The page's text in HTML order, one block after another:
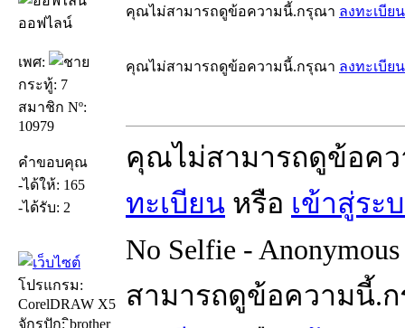
ออฟไลน์
เพศ:
กระทู้: 7
สมาชิก Nº:
10979
คำขอบคุณ
-ได้ให้: 165
-ได้รับ: 2
โปรแกรม:
CorelDRAW X5
จักรปัก: ิbrother
คุณไม่สามารถดูข้อความนี้.กรุณา ลงทะเบียน
คุณไม่สามารถดูข้อความนี้.กรุณา ลงทะเบียน
คุณไม่สามารถดูข้อค
ทะเบียน หรือ เข้าสู่ระ
No Selfie -
สามารถดูข้อความนี้.